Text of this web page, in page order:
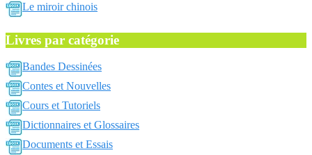
Le miroir chinois
Livres par catégorie
Bandes Dessinées
Contes et Nouvelles
Cours et Tutoriels
Dictionnaires et Glossaires
Documents et Essais